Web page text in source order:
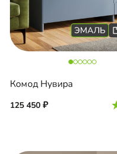
Комод Нувира
125 450